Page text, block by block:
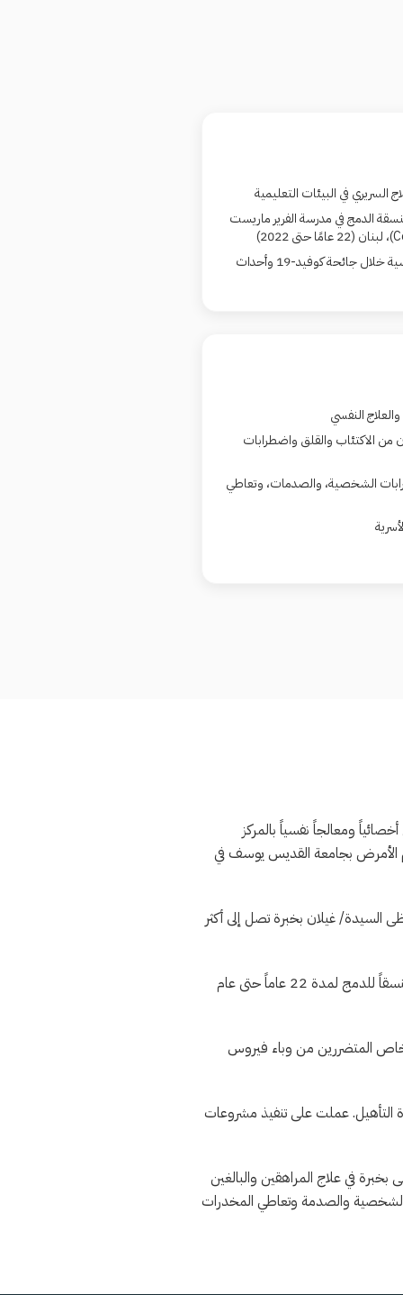
الدمج في مدرسة الفرير ماريست
قادت مبادرات دعم الصحة النفسية خلال جائحة كوفيد-19 وأحداث
النفسي
من الاكتئاب والقلق واضطرابات
الشخصية، والصدمات، وتعاطي
ومعالجاً نفسياً بالمركز
الأمرض بجامعة القديس يوسف في
أبوظبي ولبنان. تحظى السيدة/ غيلان بخبرة تصل إلى أكثر
قبل انضمامها للمركز الأمريكي النفسي والعصبي، عملت بمدرسة الإخوة المريميين في لبنان بوصفها أخصائياً نفسياً ومنسقاً للدمج لمدة 22 عاماً حتى عام
العقلية للأشخاص المتضررين من وباء فيروس
التأهيل. عملت على تنفيذ مشروعات
في علاج المراهقين والبالغين
الشخصية والصدمة وتعاطي المخدرات